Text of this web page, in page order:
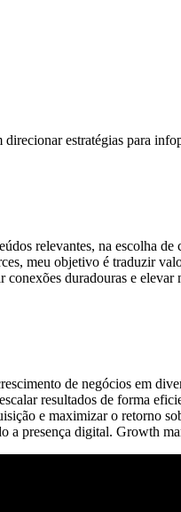
estratégias para
relevantes, na escolha
meu objetivo é traduzir
duradouras e
de negócios em
resultados de forma
e maximizar o retorno
a presença digital. Growth